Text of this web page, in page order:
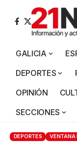
GALICIA
DEPORTES
OPINIÓN
SECCIONES
DEPORTES VENTANA